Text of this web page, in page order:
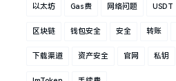
以太坊 Gas费 网络问题 USDT
区块链 钱包安全 安全 转账
下载渠道 资产安全 官网 私钥